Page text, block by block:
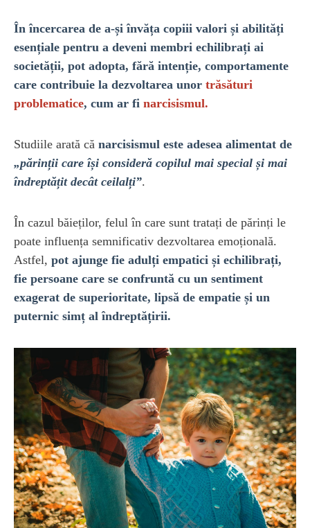
În încercarea de a-și învăța copiii valori și abilități
esențiale pentru a deveni membri echilibrați ai
societății, pot adopta, fără intenție, comportamente
care contribuie la dezvoltarea unor trăsături
problematice, cum ar fi narcisismul.
Studiile arată că narcisismul este adesea alimentat de
„părinții care își consideră copilul mai special și mai
îndreptățit decât ceilalți”.
În cazul băieților, felul în care sunt tratați de părinți le
poate influența semnificativ dezvoltarea emoțională.
Astfel, pot ajunge fie adulți empatici și echilibrați,
fie persoane care se confruntă cu un sentiment
exagerat de superioritate, lipsă de empatie și un
puternic simț al îndreptățirii.